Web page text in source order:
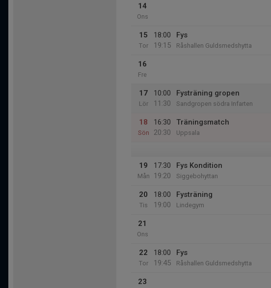
14
Ons
15
Tor
18:00
19:15
Fys
Råshallen Guldsmedshytta
16
Fre
17
Lör
10:00
11:30
Fysträning gropen
Sandgropen södra Infarten
18
Sön
16:30
20:30
Träningsmatch
Uppsala
19
Mån
17:30
19:20
Fys Kondition
Siggebohyttan
20
Tis
18:00
19:00
Fysträning
Lindegym
21
Ons
22
Tor
18:00
19:45
Fys
Råshallen Guldsmedshytta
23